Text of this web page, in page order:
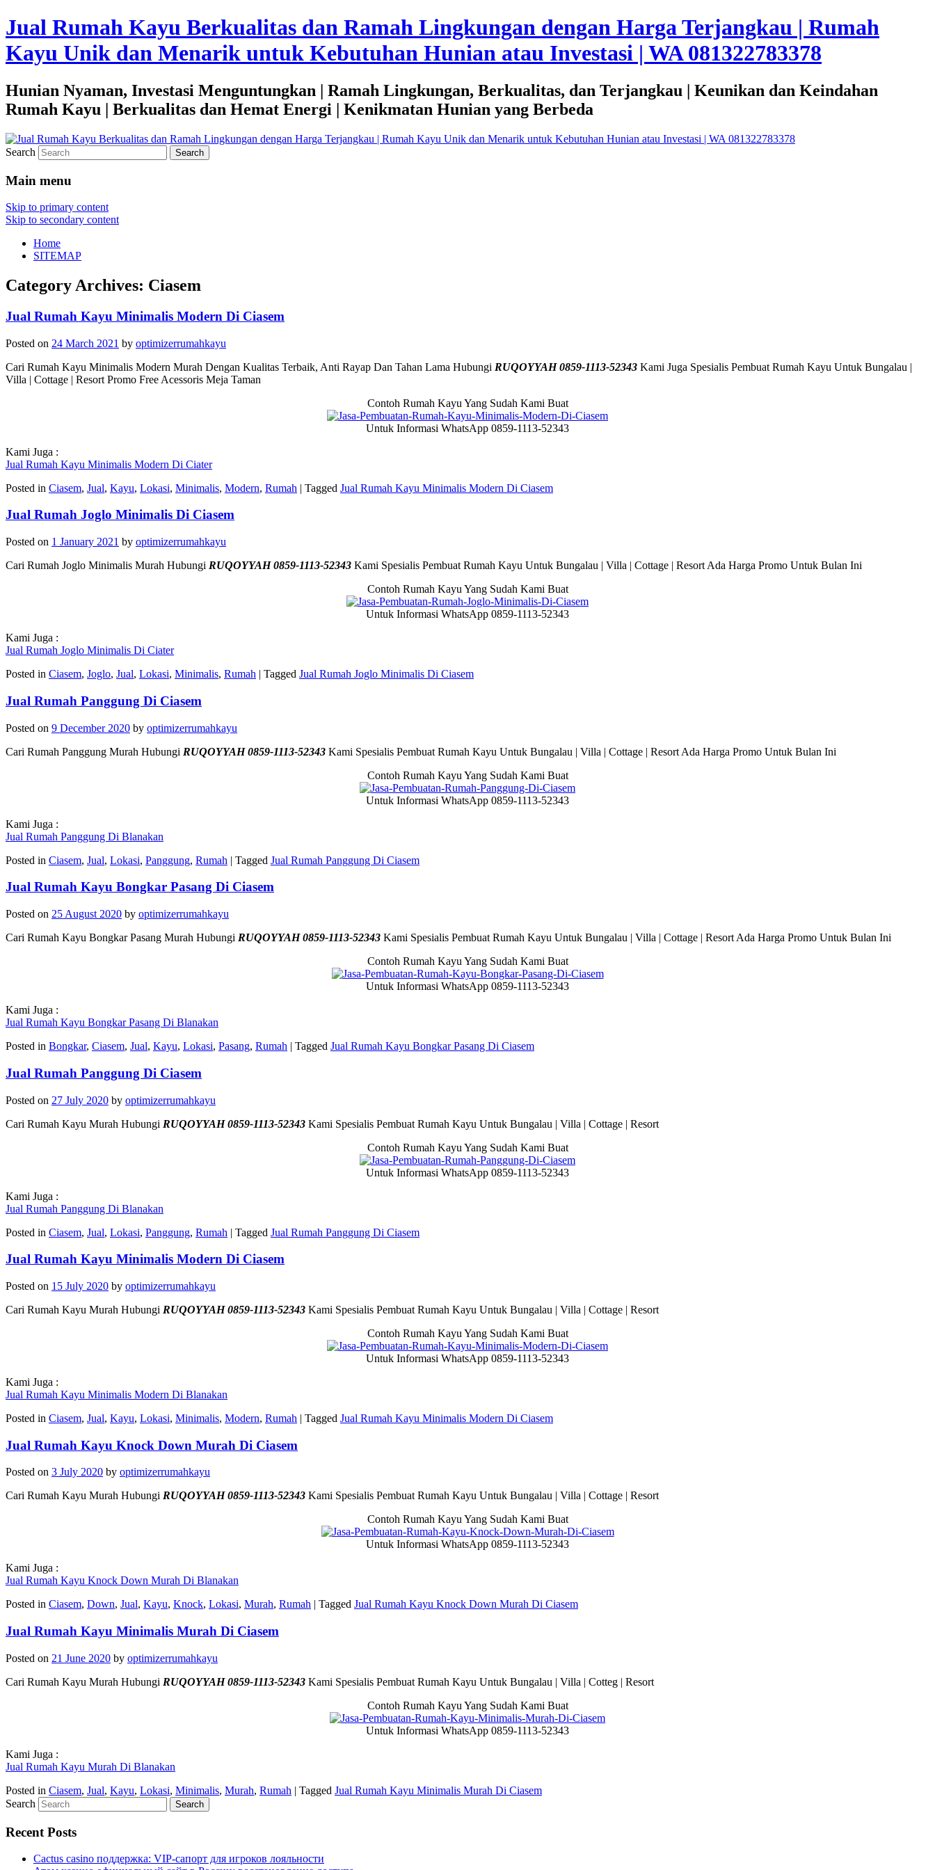
Jual Rumah Kayu Berkualitas dan Ramah Lingkungan dengan Harga Terjangkau | Rumah
Kayu Unik dan Menarik untuk Kebutuhan Hunian atau Investasi | WA 081322783378
Hunian Nyaman, Investasi Menguntungkan | Ramah Lingkungan, Berkualitas, dan Terjangkau | Keunikan dan Keindahan
Rumah Kayu | Berkualitas dan Hemat Energi | Kenikmatan Hunian yang Berbeda
Search
Main menu
Skip to primary content
Skip to secondary content
Home
SITEMAP
Category Archives: Ciasem
Jual Rumah Kayu Minimalis Modern Di Ciasem
Posted on 24 March 2021 by optimizerrumahkayu
Cari Rumah Kayu Minimalis Modern Murah Dengan Kualitas Terbaik, Anti Rayap Dan Tahan Lama Hubungi RUQOYYAH 0859-1113-52343 Kami Juga Spesialis Pembuat Rumah Kayu Untuk Bungalau |
Villa | Cottage | Resort Promo Free Acessoris Meja Taman
Contoh Rumah Kayu Yang Sudah Kami Buat
Untuk Informasi WhatsApp 0859-1113-52343
Kami Juga :
Jual Rumah Kayu Minimalis Modern Di Ciater
Posted in Ciasem, Jual, Kayu, Lokasi, Minimalis, Modern, Rumah | Tagged Jual Rumah Kayu Minimalis Modern Di Ciasem
Jual Rumah Joglo Minimalis Di Ciasem
Posted on 1 January 2021 by optimizerrumahkayu
Cari Rumah Joglo Minimalis Murah Hubungi RUQOYYAH 0859-1113-52343 Kami Spesialis Pembuat Rumah Kayu Untuk Bungalau | Villa | Cottage | Resort Ada Harga Promo Untuk Bulan Ini
Contoh Rumah Kayu Yang Sudah Kami Buat
Untuk Informasi WhatsApp 0859-1113-52343
Kami Juga :
Jual Rumah Joglo Minimalis Di Ciater
Posted in Ciasem, Joglo, Jual, Lokasi, Minimalis, Rumah | Tagged Jual Rumah Joglo Minimalis Di Ciasem
Jual Rumah Panggung Di Ciasem
Posted on 9 December 2020 by optimizerrumahkayu
Cari Rumah Panggung Murah Hubungi RUQOYYAH 0859-1113-52343 Kami Spesialis Pembuat Rumah Kayu Untuk Bungalau | Villa | Cottage | Resort Ada Harga Promo Untuk Bulan Ini
Contoh Rumah Kayu Yang Sudah Kami Buat
Untuk Informasi WhatsApp 0859-1113-52343
Kami Juga :
Jual Rumah Panggung Di Blanakan
Posted in Ciasem, Jual, Lokasi, Panggung, Rumah | Tagged Jual Rumah Panggung Di Ciasem
Jual Rumah Kayu Bongkar Pasang Di Ciasem
Posted on 25 August 2020 by optimizerrumahkayu
Cari Rumah Kayu Bongkar Pasang Murah Hubungi RUQOYYAH 0859-1113-52343 Kami Spesialis Pembuat Rumah Kayu Untuk Bungalau | Villa | Cottage | Resort Ada Harga Promo Untuk Bulan Ini
Contoh Rumah Kayu Yang Sudah Kami Buat
Untuk Informasi WhatsApp 0859-1113-52343
Kami Juga :
Jual Rumah Kayu Bongkar Pasang Di Blanakan
Posted in Bongkar, Ciasem, Jual, Kayu, Lokasi, Pasang, Rumah | Tagged Jual Rumah Kayu Bongkar Pasang Di Ciasem
Jual Rumah Panggung Di Ciasem
Posted on 27 July 2020 by optimizerrumahkayu
Cari Rumah Kayu Murah Hubungi RUQOYYAH 0859-1113-52343 Kami Spesialis Pembuat Rumah Kayu Untuk Bungalau | Villa | Cottage | Resort
Contoh Rumah Kayu Yang Sudah Kami Buat
Untuk Informasi WhatsApp 0859-1113-52343
Kami Juga :
Jual Rumah Panggung Di Blanakan
Posted in Ciasem, Jual, Lokasi, Panggung, Rumah | Tagged Jual Rumah Panggung Di Ciasem
Jual Rumah Kayu Minimalis Modern Di Ciasem
Posted on 15 July 2020 by optimizerrumahkayu
Cari Rumah Kayu Murah Hubungi RUQOYYAH 0859-1113-52343 Kami Spesialis Pembuat Rumah Kayu Untuk Bungalau | Villa | Cottage | Resort
Contoh Rumah Kayu Yang Sudah Kami Buat
Untuk Informasi WhatsApp 0859-1113-52343
Kami Juga :
Jual Rumah Kayu Minimalis Modern Di Blanakan
Posted in Ciasem, Jual, Kayu, Lokasi, Minimalis, Modern, Rumah | Tagged Jual Rumah Kayu Minimalis Modern Di Ciasem
Jual Rumah Kayu Knock Down Murah Di Ciasem
Posted on 3 July 2020 by optimizerrumahkayu
Cari Rumah Kayu Murah Hubungi RUQOYYAH 0859-1113-52343 Kami Spesialis Pembuat Rumah Kayu Untuk Bungalau | Villa | Cottage | Resort
Contoh Rumah Kayu Yang Sudah Kami Buat
Untuk Informasi WhatsApp 0859-1113-52343
Kami Juga :
Jual Rumah Kayu Knock Down Murah Di Blanakan
Posted in Ciasem, Down, Jual, Kayu, Knock, Lokasi, Murah, Rumah | Tagged Jual Rumah Kayu Knock Down Murah Di Ciasem
Jual Rumah Kayu Minimalis Murah Di Ciasem
Posted on 21 June 2020 by optimizerrumahkayu
Cari Rumah Kayu Murah Hubungi RUQOYYAH 0859-1113-52343 Kami Spesialis Pembuat Rumah Kayu Untuk Bungalau | Villa | Cotteg | Resort
Contoh Rumah Kayu Yang Sudah Kami Buat
Untuk Informasi WhatsApp 0859-1113-52343
Kami Juga :
Jual Rumah Kayu Murah Di Blanakan
Posted in Ciasem, Jual, Kayu, Lokasi, Minimalis, Murah, Rumah | Tagged Jual Rumah Kayu Minimalis Murah Di Ciasem
Search
Recent Posts
Cactus casino поддержка: VIP-сапорт для игроков лояльности